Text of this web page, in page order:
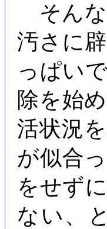
そんな
汚さに
っぱい
除を始
活状況
が似合
をせず
ない、